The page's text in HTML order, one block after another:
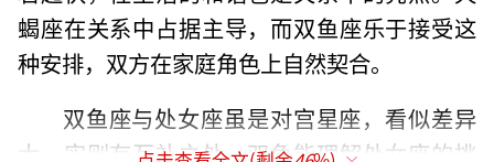
蝎座在关系中占据主导，而双鱼座乐于接受这
种安排，双方在家庭角色上自然契合。
双鱼座与处女座虽是对宫星座，看似差异
大，实则有互补之处。双鱼能理解处女座的挑